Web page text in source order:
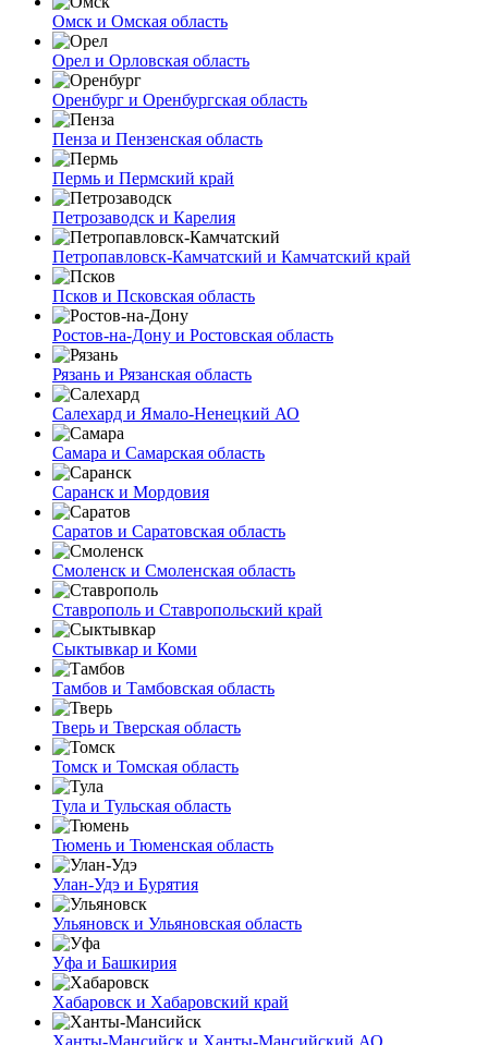
Омск и Омская область
Орел и Орловская область
Оренбург и Оренбургская область
Пенза и Пензенская область
Пермь и Пермский край
Петрозаводск и Карелия
Петропавловск-Камчатский и Камчатский край
Псков и Псковская область
Ростов-на-Дону и Ростовская область
Рязань и Рязанская область
Салехард и Ямало-Ненецкий АО
Самара и Самарская область
Саранск и Мордовия
Саратов и Саратовская область
Смоленск и Смоленская область
Ставрополь и Ставропольский край
Сыктывкар и Коми
Тамбов и Тамбовская область
Тверь и Тверская область
Томск и Томская область
Тула и Тульская область
Тюмень и Тюменская область
Улан-Удэ и Бурятия
Ульяновск и Ульяновская область
Уфа и Башкирия
Хабаровск и Хабаровский край
Ханты-Мансийск и Ханты-Мансийский АО